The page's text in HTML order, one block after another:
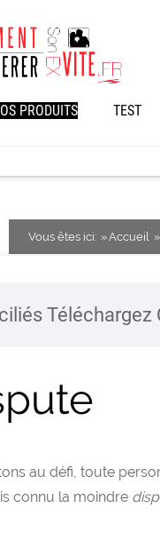
PRODUITS TEST
Vous êtes ici: Accueil
Téléchargez
au défi, toute
connu la moindre